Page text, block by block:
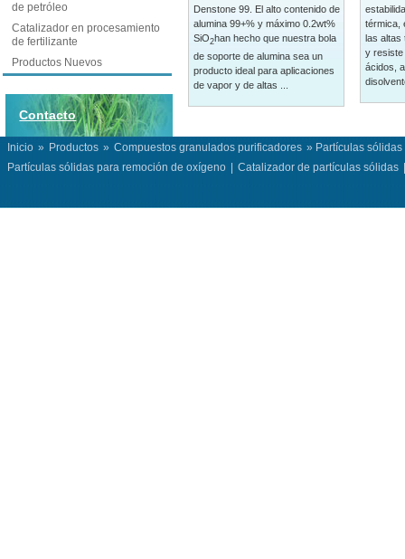
de petróleo
Catalizador en procesamiento
de fertilizante
Productos Nuevos
Contacto
Denstone 99. El alto contenido de
alumina 99+% y máximo 0.2wt%
SiO2han hecho que nuestra bola
de soporte de alumina sea un
producto ideal para aplicaciones
de vapor y de altas ...
térmica,
las altas
y resiste
ácidos,
Inicio » Productos » Compuestos granulados purificadores » Partículas
Partículas sólidas para remoción de oxígeno
Catalizador de partículas sólidas